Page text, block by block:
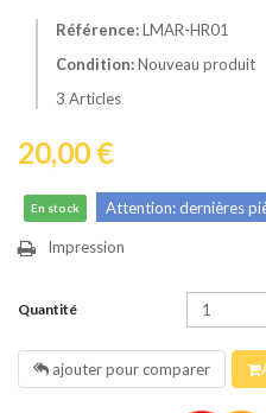
Référence:LMAR-HR01
Condition:Nouveau produit
3 Articles
20,00 €
En stock Attention: dernières
Impression
Quantité
ajouter pour comparer